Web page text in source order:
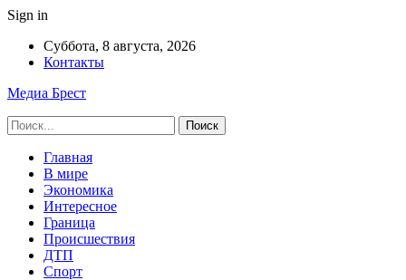
Sign in
Суббота, 8 августа, 2026
Контакты
Медиа Брест
Главная
В мире
Экономика
Интересное
Граница
Происшествия
ДТП
Спорт